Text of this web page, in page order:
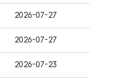
2026-07-27
2026-07-27
2026-07-23